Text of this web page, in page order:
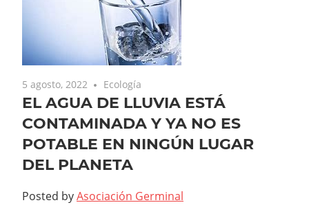
5 agosto, 2022 Ecología
EL AGUA DE LLUVIA ESTÁ
CONTAMINADA Y YA NO ES
POTABLE EN NINGÚN LUGAR
DEL PLANETA
Posted byAsociación Germinal